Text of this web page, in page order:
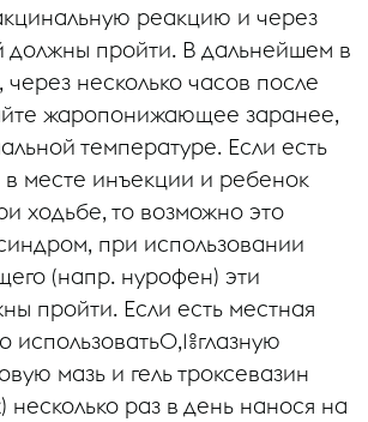
реакцию и через
должны пройти. В дальнейшем в
несколько часов после
жаропонижающее заранее,
температуре. Если есть
в месте инъекции и ребенок
ходьбе, то возможно это
при использовании
(напр. нурофен) эти
пройти. Если есть местная
мазь и гель троксевазин
несколько раз в день нанося на